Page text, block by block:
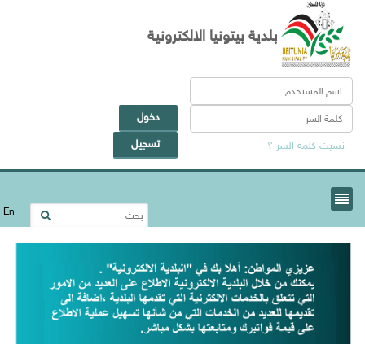
بلدية بيتونيا الالكترونية
نسيت كلمة السر ؟
دخول
تسجيل
En